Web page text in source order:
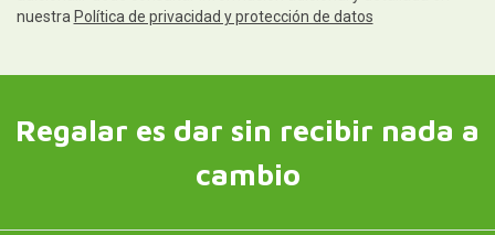
nuestra Política de privacidad y protección de datos
Regalar es dar sin recibir nada a
cambio